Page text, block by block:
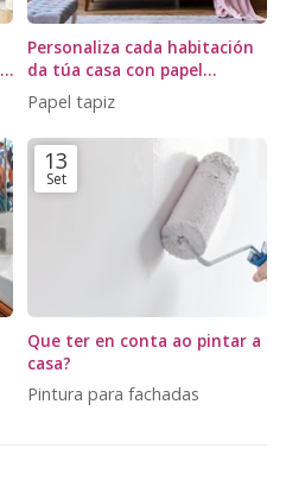
Personaliza cada habitación
da túa casa con papel
pintado
Papel tapiz
13
Set
Que ter en conta ao pintar a
casa?
Pintura para fachadas